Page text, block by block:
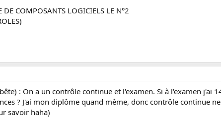
COMPOSANTS LOGICIELS LE N°2
: On a un contrôle continue et l'examen. Si à l'examen j'ai
? J'ai mon diplôme quand même, donc contrôle continue
savoir haha)